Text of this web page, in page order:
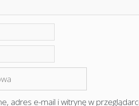
adres e-mail i witrynę w